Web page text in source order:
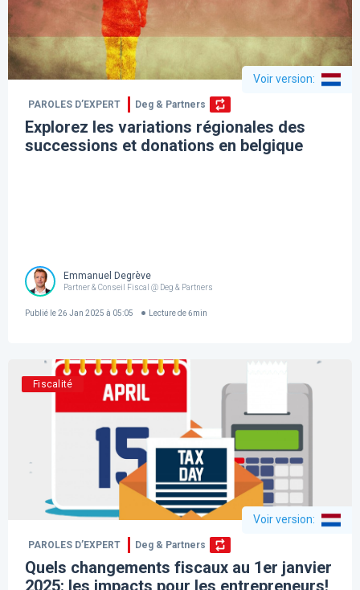
Voir version:
PAROLES D’EXPERT Deg & Partners
Explorez les variations régionales des
successions et donations en belgique
Emmanuel Degrève
Partner & Conseil Fiscal @ Deg & Partners
Publié le26 Jan 2025 à 05:05 Lecture de 6min
Fiscalité
Voir version:
PAROLES D’EXPERT Deg & Partners
Quels changements fiscaux au 1er janvier